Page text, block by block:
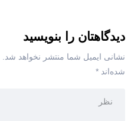
دیدگاهتان را بنویسید
نشانی ایمیل شما منتشر نخواهد شد.
شده‌اند *